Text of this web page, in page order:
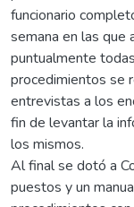
funcionario
semana en las que
puntualmente
procedimientos se
entrevistas a los
fin de levantar la
los mismos.
Al final se dotó a
puestos y un